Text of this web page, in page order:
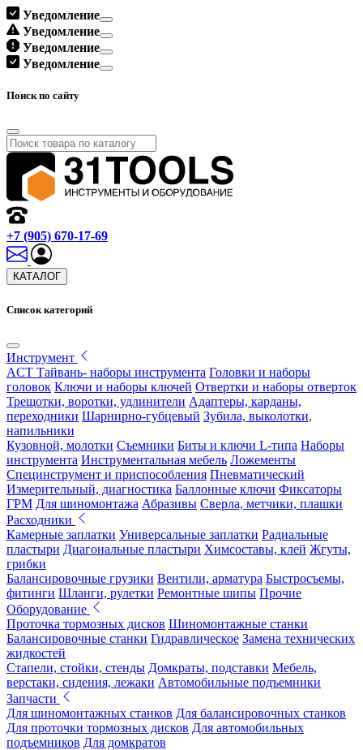
Уведомление
Уведомление
Уведомление
Уведомление
Поиск по сайту
+7 (905) 670-17-69
КАТАЛОГ
Список категорий
Инструмент
ACT Тайвань- наборы инструмента Головки и наборы
головок Ключи и наборы ключей Отвертки и наборы отверток
Трещотки, воротки, удлинители Адаптеры, карданы,
переходники Шарнирно-губцевый Зубила, выколотки,
напильники
Кузовной, молотки Съемники Биты и ключи L-типа Наборы
инструмента Инструментальная мебель Ложементы
Специнструмент и приспособления Пневматический
Измерительный, диагностика Баллонные ключи Фиксаторы
ГРМ Для шиномонтажа Абразивы Сверла, метчики, плашки
Расходники
Камерные заплатки Универсальные заплатки Радиальные
пластыри Диагональные пластыри Химсоставы, клей Жгуты,
грибки
Балансировочные грузики Вентили, арматура Быстросъемы,
фитинги Шланги, рулетки Ремонтные шипы Прочие
Оборудование
Проточка тормозных дисков Шиномонтажные станки
Балансировочные станки Гидравлическое Замена технических
жидкостей
Стапели, стойки, стенды Домкраты, подставки Мебель,
верстаки, сидения, лежаки Автомобильные подъемники
Запчасти
Для шиномонтажных станков Для балансировочных станков
Для проточки тормозных дисков Для автомобильных
подъемников Для домкратов